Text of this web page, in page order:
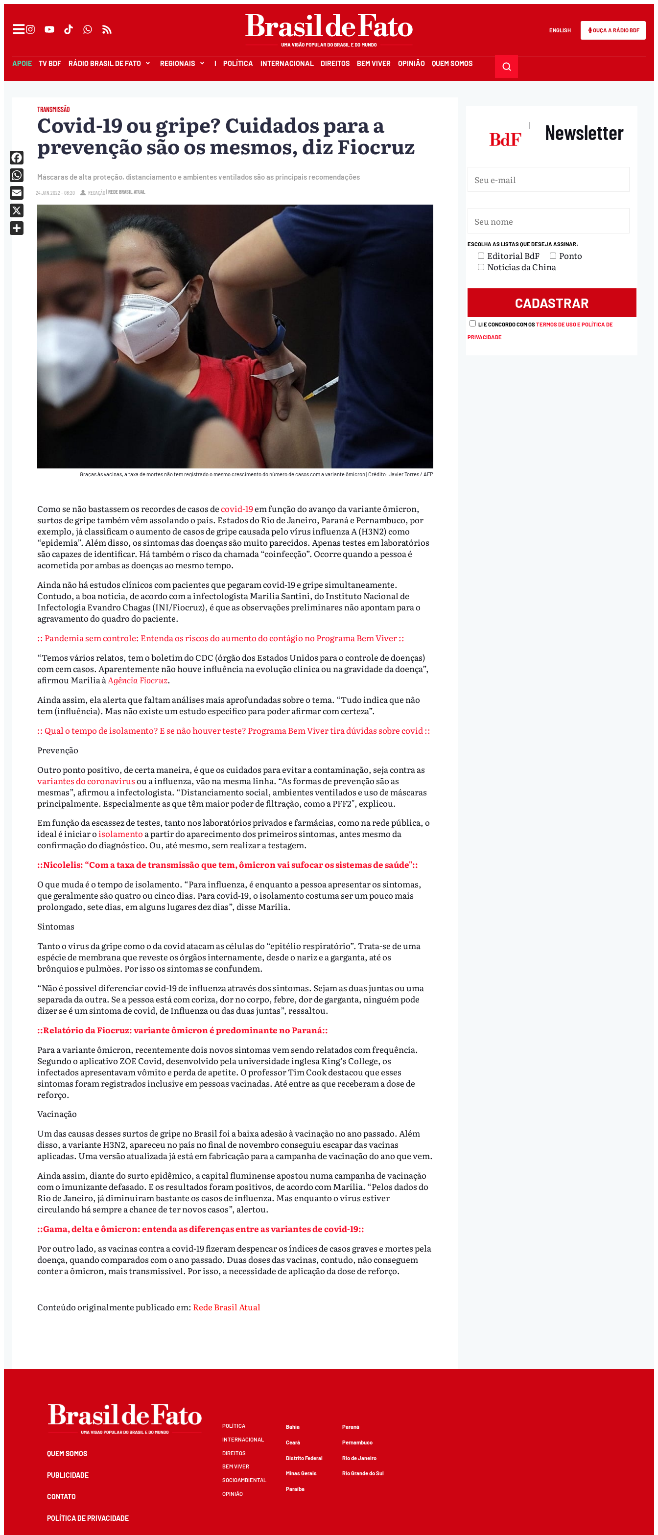
ENGLISH OUÇA A RÁDIO BDF
APOIE TV BDF RÁDIO BRASIL DE FATO REGIONAIS I POLÍTICA INTERNACIONAL DIREITOS BEM VIVER OPINIÃO QUEM SOMOS
TRANSMISSÃO
Covid-19 ou gripe? Cuidados para a
prevenção são os mesmos, diz Fiocruz
Máscaras de alta proteção, distanciamento e ambientes ventilados são as principais recomendações
24.JAN.2022 - 08:20 REDAÇÃO| REDE BRASIL ATUAL
Graças às vacinas, a taxa de mortes não tem registrado o mesmo crescimento do número de casos com a variante ômicron|Crédito: Javier Torres / AFP
Como se não bastassem os recordes de casos decovid-19em função do avanço da variante ômicron,
surtos de gripe também vêm assolando o país. Estados do Rio de Janeiro, Paraná e Pernambuco, por
exemplo, já classificam o aumento de casos de gripe causada pelo vírus influenza A (H3N2) como
“epidemia”. Além disso, os sintomas das doenças são muito parecidos. Apenas testes em laboratórios
são capazes de identificar. Há também o risco da chamada “coinfecção”. Ocorre quando a pessoa é
acometida por ambas as doenças ao mesmo tempo.
Ainda não há estudos clínicos com pacientes que pegaram covid-19 e gripe simultaneamente.
Contudo, a boa notícia, de acordo com a infectologista Marília Santini, do Instituto Nacional de
Infectologia Evandro Chagas (INI/Fiocruz), é que as observações preliminares não apontam para o
agravamento do quadro do paciente.
:: Pandemia sem controle: Entenda os riscos do aumento do contágio no Programa Bem Viver ::
“Temos vários relatos, tem o boletim do CDC (órgão dos Estados Unidos para o controle de doenças)
com cem casos. Aparentemente não houve influência na evolução clínica ou na gravidade da doença”,
afirmou Marília àAgência Fiocruz.
Ainda assim, ela alerta que faltam análises mais aprofundadas sobre o tema. “Tudo indica que não
tem (influência). Mas não existe um estudo específico para poder afirmar com certeza”.
:: Qual o tempo de isolamento? E se não houver teste? Programa Bem Viver tira dúvidas sobre covid ::
Prevenção
Outro ponto positivo, de certa maneira, é que os cuidados para evitar a contaminação, seja contra as
variantes do coronavírusou a influenza, vão na mesma linha. “As formas de prevenção são as
mesmas”, afirmou a infectologista. “Distanciamento social, ambientes ventilados e uso de máscaras
principalmente. Especialmente as que têm maior poder de filtração, como a PFF2″, explicou.
Em função da escassez de testes, tanto nos laboratórios privados e farmácias, como na rede pública, o
ideal é iniciar oisolamento a partir do aparecimento dos primeiros sintomas, antes mesmo da
confirmação do diagnóstico. Ou, até mesmo, sem realizar a testagem.
::Nicolelis: “Com a taxa de transmissão que tem, ômicron vai sufocar os sistemas de saúde"::
O que muda é o tempo de isolamento. “Para influenza, é enquanto a pessoa apresentar os sintomas,
que geralmente são quatro ou cinco dias. Para covid-19, o isolamento costuma ser um pouco mais
prolongado, sete dias, em alguns lugares dez dias”, disse Marília.
Sintomas
Tanto o vírus da gripe como o da covid atacam as células do “epitélio respiratório”. Trata-se de uma
espécie de membrana que reveste os órgãos internamente, desde o nariz e a garganta, até os
brônquios e pulmões. Por isso os sintomas se confundem.
“Não é possível diferenciar covid-19 de influenza através dos sintomas. Sejam as duas juntas ou uma
separada da outra. Se a pessoa está com coriza, dor no corpo, febre, dor de garganta, ninguém pode
dizer se é um sintoma de covid, de Influenza ou das duas juntas”, ressaltou.
::Relatório da Fiocruz: variante ômicron é predominante no Paraná::
Para a variante ômicron, recentemente dois novos sintomas vem sendo relatados com frequência.
Segundo o aplicativo ZOE Covid, desenvolvido pela universidade inglesa King’s College, os
infectados apresentavam vômito e perda de apetite. O professor Tim Cook destacou que esses
sintomas foram registrados inclusive em pessoas vacinadas. Até entre as que receberam a dose de
reforço.
Vacinação
Um das causas desses surtos de gripe no Brasil foi a baixa adesão à vacinação no ano passado. Além
disso, a variante H3N2, apareceu no país no final de novembro conseguiu escapar das vacinas
aplicadas. Uma versão atualizada já está em fabricação para a campanha de vacinação do ano que vem.
Ainda assim, diante do surto epidêmico, a capital fluminense apostou numa campanha de vacinação
com o imunizante defasado. E os resultados foram positivos, de acordo com Marília. “Pelos dados do
Rio de Janeiro, já diminuíram bastante os casos de influenza. Mas enquanto o vírus estiver
circulando há sempre a chance de ter novos casos”, alertou.
::Gama, delta e ômicron: entenda as diferenças entre as variantes de covid-19::
Por outro lado, as vacinas contra a covid-19 fizeram despencar os índices de casos graves e mortes pela
doença, quando comparados com o ano passado. Duas doses das vacinas, contudo, não conseguem
conter a ômicron, mais transmissível. Por isso, a necessidade de aplicação da dose de reforço.
Facebook
WhatsApp
Email
X
Conteúdo originalmente publicado em: Rede Brasil Atual
| Newsletter
ESCOLHA AS LISTAS QUE DESEJA ASSINAR:
Editorial BdF
Ponto
Notícias da China
LI E CONCORDO COM OSTERMOS DE USO E POLÍTICA DE
PRIVACIDADE
QUEM SOMOS
PUBLICIDADE
CONTATO
POLÍTICA DE PRIVACIDADE
POLÍTICA
INTERNACIONAL
DIREITOS
BEM VIVER
SOCIOAMBIENTAL
OPINIÃO
Bahia
Ceará
Distrito Federal
Minas Gerais
Paraíba
Paraná
Pernambuco
Rio de Janeiro
Rio Grande do Sul